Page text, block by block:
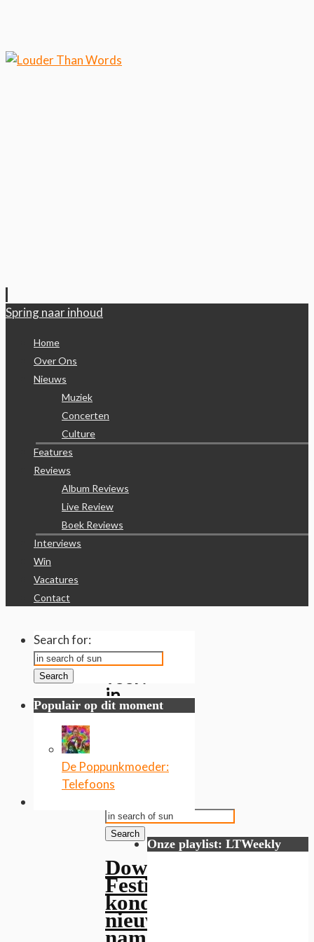
Spring naar inhoud
Home
Over Ons
Nieuws
Muziek
Concerten
Culture
Features
Reviews
Album Reviews
Live Review
Boek Reviews
Interviews
Win
Vacatures
Contact
resultaten
in
search
Search
Search
Download
Festival
kondigt
nieuwe
Search for:
Search
Populair op dit moment
De Poppunkmoeder:
Telefoons
Onze playlist: LTWeekly
Klik hier als je meer wilt weten over ons